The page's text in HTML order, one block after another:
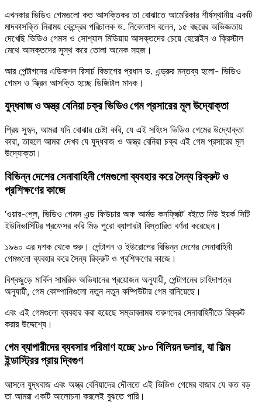
এখনকার ভিডিও গেমগুলো কত আসক্তিকর তা বোঝাতে আমেরিকার শীর্ষস্থানীয় একটি
মাদকাসক্তি নিরাময় কেন্দ্রের পরিচালক ড. নিকোলাস বলেন, ১৫ বছরের অভিজ্ঞতায়
দেখেছি ভিডিও গেমস ও সোশ্যাল মিডিয়ায় আসক্তদের চেয়ে হেরোইন ও ক্রিস্টাল
মেথে আসক্তদের সুস্থ করে তোলা অনেক সহজ।
আর পেন্টাগনের এডিকশন রিসার্চ বিভাগের প্রধান ড. এন্ড্রুর মন্তব্য হলো- ভিডিও
গেমস ও স্ক্রিন আসক্তি হচ্ছে ডিজিটাল মাদক।
যুদ্ধবাজ ও অস্ত্র বেনিয়া চক্র ভিডিও গেম প্রসারের মূল উদ্যোক্তা
প্রিয় সুহৃদ, আমরা যদি বোঝার চেষ্টা করি, যে এই সহিংস ভিডিও গেমের উদ্যোক্তা
কারা, তাহলে আমরা দেখব যে যুদ্ধবাজ ও অস্ত্র বেনিয়া চক্র এই গেম প্রসারের মূল
উদ্যোক্তা।
বিভিন্ন দেশের সেনাবাহিনী গেমগুলো ব্যবহার করে সৈন্য রিক্রুট ও
প্রশিক্ষণের কাজে
‘ওয়ার-প্লে, ভিডিও গেমস এন্ড ফিউচার অফ আর্মড কনফ্লিক্ট’ বইতে নিউ ইয়র্ক সিটি
ইউনিভার্সিটির প্রফেসর করি মিড পুরো ব্যাপারটা বিস্তারিত বর্ণনা করেছেন।
১৯৬০ এর দশক থেকে শুরু। পেন্টাগন ও ইউরোপের বিভিন্ন দেশের সেনাবাহিনী
গেমগুলো ব্যবহার করে সৈন্য রিক্রুট ও প্রশিক্ষণের কাজে।
বিশ্বজুড়ে মার্কিন সামরিক অভিযানের প্রয়োজন অনুযায়ী, পেন্টাগনের চাহিদাপত্র
অনুযায়ী, গেম কোম্পানিগুলো নতুন নতুন কম্পিউটার গেম বানিয়েছে।
এবং এই গেমগুলো ব্যবহার করা হয়েছে সম্ভাবনাময় তরুণদের সেনাবাহিনীতে রিক্রুট
করার উদ্দেশ্যে।
গেম ব্যাপারীদের ব্যবসার পরিমাণ হচ্ছে ১৮০ বিলিয়ন ডলার, যা ফিল্ম
ইন্ডাস্ট্রির প্রায় দ্বিগুণ
আসলে যুদ্ধবাজ এবং অস্ত্র বেনিয়াদের দৌলতে এই ভিডিও গেমের বাজার যে কত বড়
তা আমরা একটি আলোচনা করলেই বুঝতে পারি।